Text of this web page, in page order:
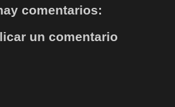
comentarios:
un comentario